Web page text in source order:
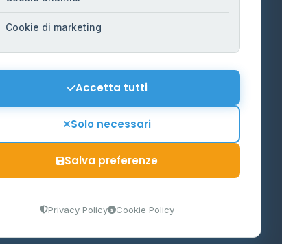
Privacy Policy
Cookie Policy
Mappa del sito
Contattaci
Cookie di marketing
Accetta tutti
Solo necessari
Salva preferenze
Privacy Policy Cookie Policy